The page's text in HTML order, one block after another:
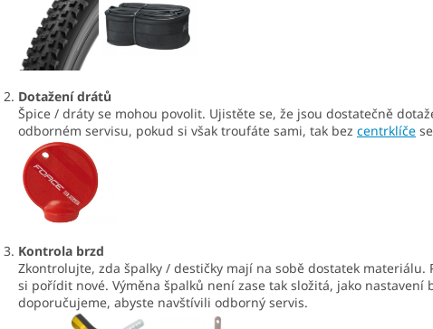
Dotažení drátů
Špice / dráty se mohou povolit. Ujistěte se, že jsou dostatečně
odborném servisu, pokud si však troufáte sami, tak bez centrklíče
Kontrola brzd
Zkontrolujte, zda špalky / destičky mají na sobě dostatek materiálu.
si pořídit nové. Výměna špalků není zase tak složitá, jako
doporučujeme, abyste navštívili odborný servis.